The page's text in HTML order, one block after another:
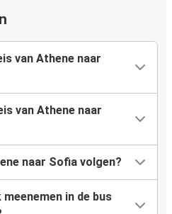
van Athene naar
van Athene naar
naar Sofia volgen?
in de bus